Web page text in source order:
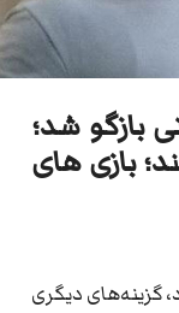
بازگو شد؛
بازی های
گزینه‌های دیگری